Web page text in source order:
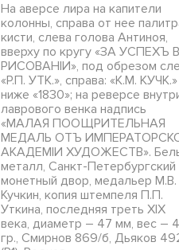
На аверсе лира на капители
колонны, справа от нее
кисти, слева голова Антиноя,
вверху по кругу «ЗА УСПЕХЪ
РИСОВАНIИ», под обрезом
«Р.П. УТК.», справа: «К.М.
ниже «1830»; на реверсе
лаврового венка надпись
«МАЛАЯ ПООЩРИТЕЛЬНАЯ
МЕДАЛЬ ОТЪ
АКАДЕМIИ ХУДОЖЕСТВ».
металл, Санкт-Петербургский
монетный двор, медальер М.В.
Кучкин, копия штемпеля П.П.
Уткина, последняя треть XIX
века, диаметр – 47 мм, вес –
гр., Смирнов 869/б, Дьяков